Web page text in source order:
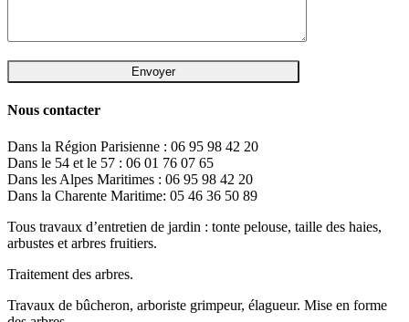
Nous contacter
Dans la Région Parisienne : 06 95 98 42 20
Dans le 54 et le 57 : 06 01 76 07 65
Dans les Alpes Maritimes : 06 95 98 42 20
Dans la Charente Maritime: 05 46 36 50 89
Tous travaux d’entretien de jardin : tonte pelouse, taille des haies,
arbustes et arbres fruitiers.
Traitement des arbres.
Travaux de bûcheron, arboriste grimpeur, élagueur. Mise en forme